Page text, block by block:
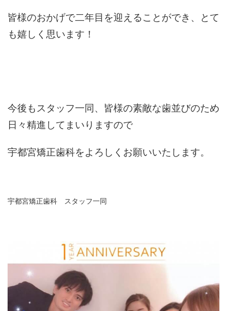
皆様のおかげで二年目を迎えることができ、とて
も嬉しく思います！
今後もスタッフ一同、皆様の素敵な歯並びのため
日々精進してまいりますので
宇都宮矯正歯科をよろしくお願いいたします。
宇都宮矯正歯科 スタッフ一同